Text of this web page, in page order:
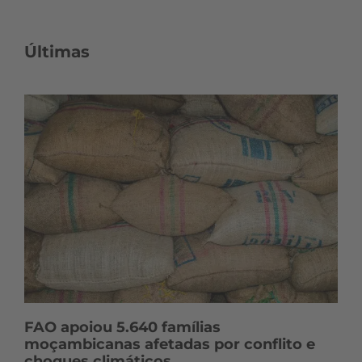
o
t
e
ú
d
o
s
Últimas
FAO apoiou 5.640 famílias
moçambicanas afetadas por conflito e